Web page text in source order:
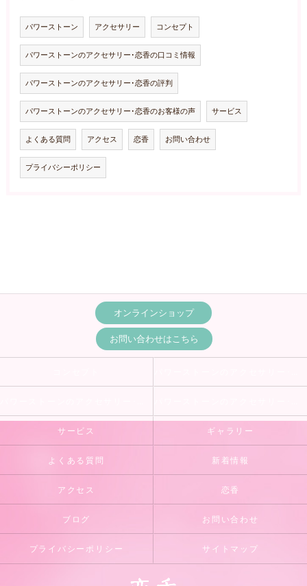
パワーストーン アクセサリー コンセプト
パワーストーンのアクセサリー･恋香の口コミ情報
パワーストーンのアクセサリー･恋香の評判
パワーストーンのアクセサリー･恋香のお客様の声 サービス
よくある質問 アクセス 恋香 お問い合わせ
プライバシーポリシー
オンラインショップ
お問い合わせはこちら
サービス ギャラリー
よくある質問 新着情報
アクセス 恋香
ブログ お問い合わせ
プライバシーポリシー サイトマップ